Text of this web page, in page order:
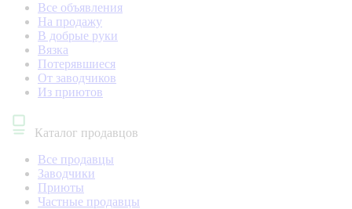
Все объявления
На продажу
В добрые руки
Вязка
Потерявшиеся
От заводчиков
Из приютов
Каталог продавцов
Все продавцы
Заводчики
Приюты
Частные продавцы